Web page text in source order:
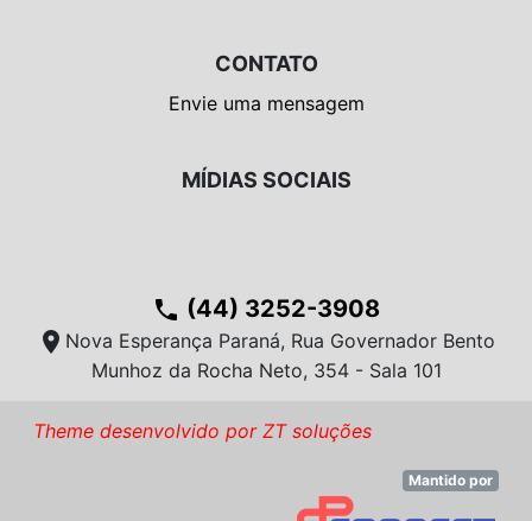
CONTATO
Envie uma mensagem
MÍDIAS SOCIAIS
phone (44) 3252-3908
location_on Nova Esperança Paraná, Rua Governador Bento
Munhoz da Rocha Neto, 354 - Sala 101
Theme desenvolvido por ZT soluções
Mantido por